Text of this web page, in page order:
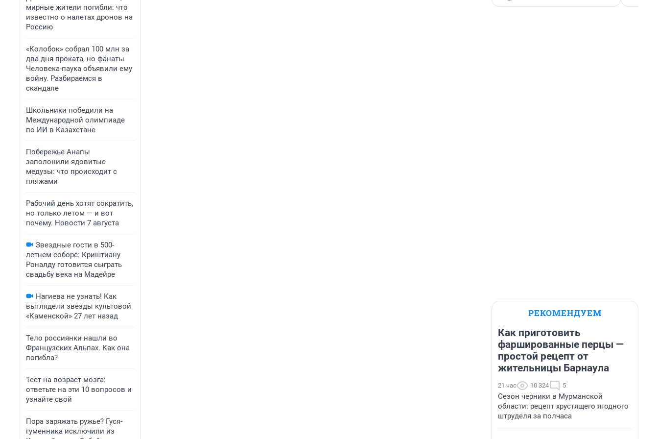
мирные жители погибли: что
известно о налетах дронов на
Россию
«Колобок» собрал 100 млн за
два дня проката, но фанаты
Человека-паука объявили ему
войну. Разбираемся в
скандале
Школьники победили на
Международной олимпиаде
по ИИ в Казахстане
Побережье Анапы
заполонили ядовитые
медузы: что происходит с
пляжами
Рабочий день хотят сократить,
но только летом — и вот
почему. Новости 7 августа
Звездные гости в 500-
летнем соборе: Криштиану
Роналду готовится сыграть
свадьбу века на Мадейре
Нагиева не узнать! Как
выглядели звезды культовой
«Каменской» 27 лет назад
Тело россиянки нашли во
Французских Альпах. Как она
погибла?
Тест на возраст мозга:
ответьте на эти 10 вопросов и
узнайте свой
Пора заряжать ружье? Гуся-
гуменника исключили из
РЕКОМЕНДУЕМ
Как приготовить
фаршированные перцы —
простой рецепт от
жительницы Барнаула
21 час 10 324 5
Сезон черники в Мурманской
области: рецепт хрустящего ягодного
штруделя за полчаса